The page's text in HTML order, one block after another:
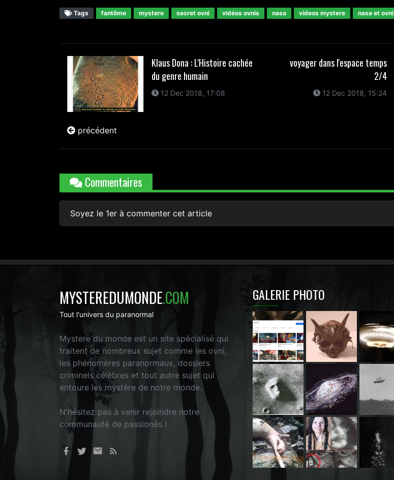
Tags fantôme mystere secret ovni vidéos ovnis nasa videos mystere nasa et ovni
Klaus Dona : L'Histoire cachée
du genre humain
12 Dec 2018, 17:08
précédent
voyager dans l'espace temps
2/4
12 Dec 2018, 15:24
Commentaires
Soyez le 1er à commenter cet article
MYSTEREDUMONDE.COM
Tout l'univers du paranormal
Mystere du monde est un site spécialisé qui
traitent de nombreux sujet comme les ovni,
les phénomères paranormaux, dossiers
criminels célèbres et tout autre sujet qui
entoure les mystère de notre monde.
N'hésitez pas à venir rejoindre notre
communauté de passionés !
GALERIE PHOTO